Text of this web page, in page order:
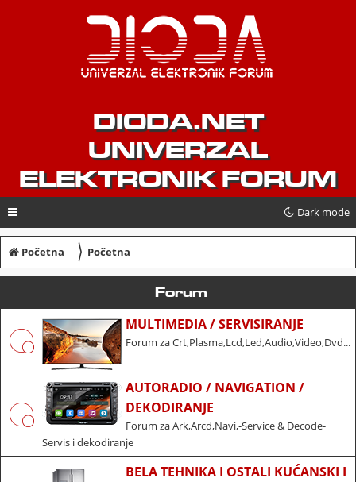
DIODA.NET
UNIVERZAL
ELEKTRONIK FORUM
Dark mode
Početna 〉 Početna
Forum
MULTIMEDIA / SERVISIRANJE
Forum za Crt,Plasma,Lcd,Led,Audio,Video,Dvd...
AUTORADIO / NAVIGATION /
DEKODIRANJE
Forum za Ark,Arcd,Navi,-Service & Decode-
Servis i dekodiranje
BELA TEHNIKA I OSTALI KUĆANSKI I